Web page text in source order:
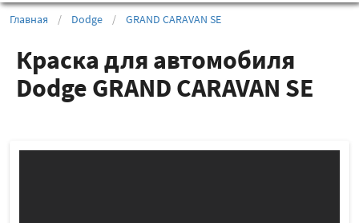
Главная / Dodge / GRAND CARAVAN SE
Краска для автомобиля
Dodge GRAND CARAVAN SE